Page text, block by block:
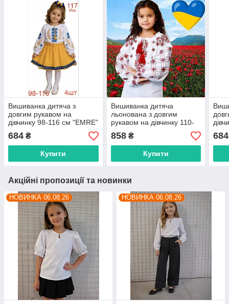
Вишиванка дитяча з
довгим рукавом на
дівчинку 98-116 см "EMRE"
недорого від прямого
постачальника
684 ₴
Купити
Вишиванка дитяча
льонована з довгим
рукавом на дівчинку 110-
140 см "VYSHYVANKA"
недорого від прямого
постачальника
858₴
Купити
684
Акційні пропозиції та новинки
НОВИНКА 06.08.26 НОВИНКА 06.08.26